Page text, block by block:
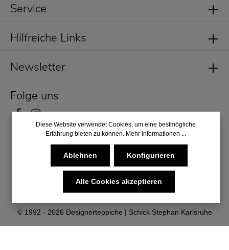
Service
Newsletter
Folge uns
Hilfreiche Links
© 1992 - 2026 Designerteppiche | Schick Stephan Karlsruhe
* Alle Preise inkl. gesetzl. Mehrwertsteuer zzgl.
und ggf. Nachnahmegebühren, wenn nicht anders angegeben.
Diese Website verwendet Cookies, um eine bestmögliche
Erfahrung bieten zu können. Mehr Informationen ...
Ablehnen Konfigurieren
Alle Cookies akzeptieren